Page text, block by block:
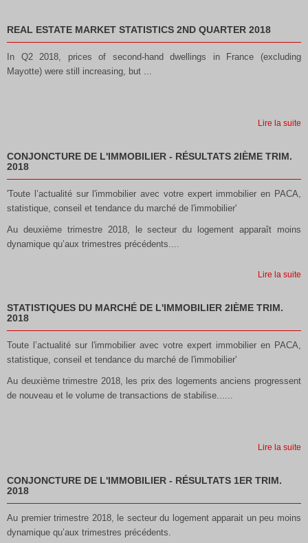
REAL ESTATE MARKET STATISTICS 2ND QUARTER 2018
In Q2 2018, prices of second-hand dwellings in France (excluding
Mayotte) were still increasing, but ...
Lire la suite
CONJONCTURE DE L'IMMOBILIER - RÉSULTATS 2IÈME TRIM.
2018
'Toute l’actualité sur l'immobilier avec votre expert immobilier en PACA,
statistique, conseil et tendance du marché de l'immobilier'
Au deuxième trimestre 2018, le secteur du logement apparaît moins
dynamique qu’aux trimestres précédents....
Lire la suite
STATISTIQUES DU MARCHÉ DE L'IMMOBILIER 2IÈME TRIM.
2018
Toute l’actualité sur l'immobilier avec votre expert immobilier en PACA,
statistique, conseil et tendance du marché de l'immobilier'
Au deuxième trimestre 2018, les prix des logements anciens progressent
de nouveau et le volume de transactions de stabilise......
Lire la suite
CONJONCTURE DE L'IMMOBILIER - RÉSULTATS 1ER TRIM.
2018
Au premier trimestre 2018, le secteur du logementapparait un peu moins
dynamique qu’aux trimestres précédents.